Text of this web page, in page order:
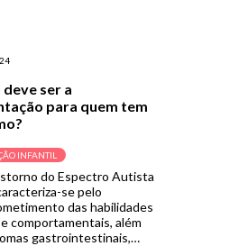
deve ser a
para quem tem
INFANTIL
do Espectro Autista
se pelo
das habilidades
comportamentais, além
gastrointestinais,